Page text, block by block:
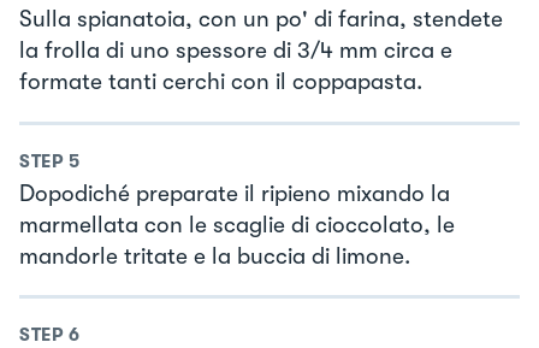
Sulla spianatoia, con un po' di farina, stendete
la frolla di uno spessore di 3/4 mm circa e
formate tanti cerchi con il coppapasta.
STEP 5
Dopodiché preparate il ripieno mixando la
marmellata con le scaglie di cioccolato, le
mandorle tritate e la buccia di limone.
STEP 6